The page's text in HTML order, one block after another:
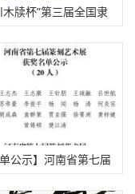
木牍杯”第三届全国隶
评审揭晓（附拟获
入展作者名单）
单公示】河南省第七届
术展获奖、入展、入